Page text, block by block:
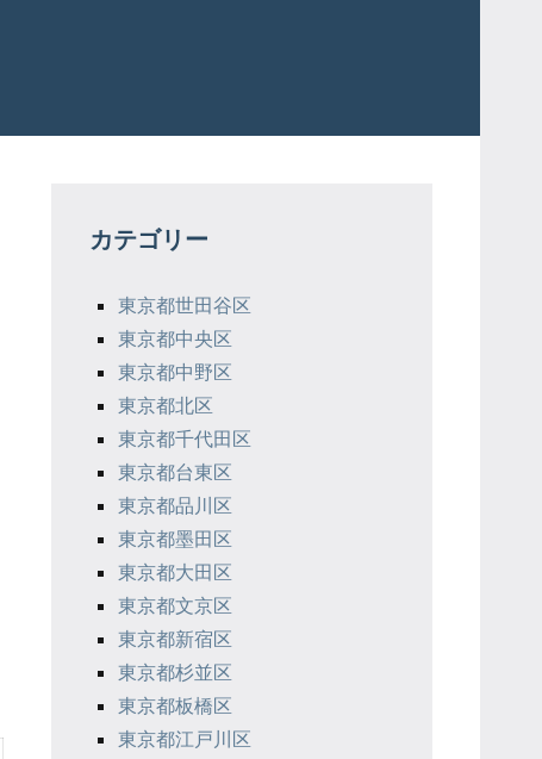
カテゴリー
東京都世田谷区
東京都中央区
東京都中野区
東京都北区
東京都千代田区
東京都台東区
東京都品川区
東京都墨田区
東京都大田区
東京都文京区
東京都新宿区
東京都杉並区
東京都板橋区
東京都江戸川区